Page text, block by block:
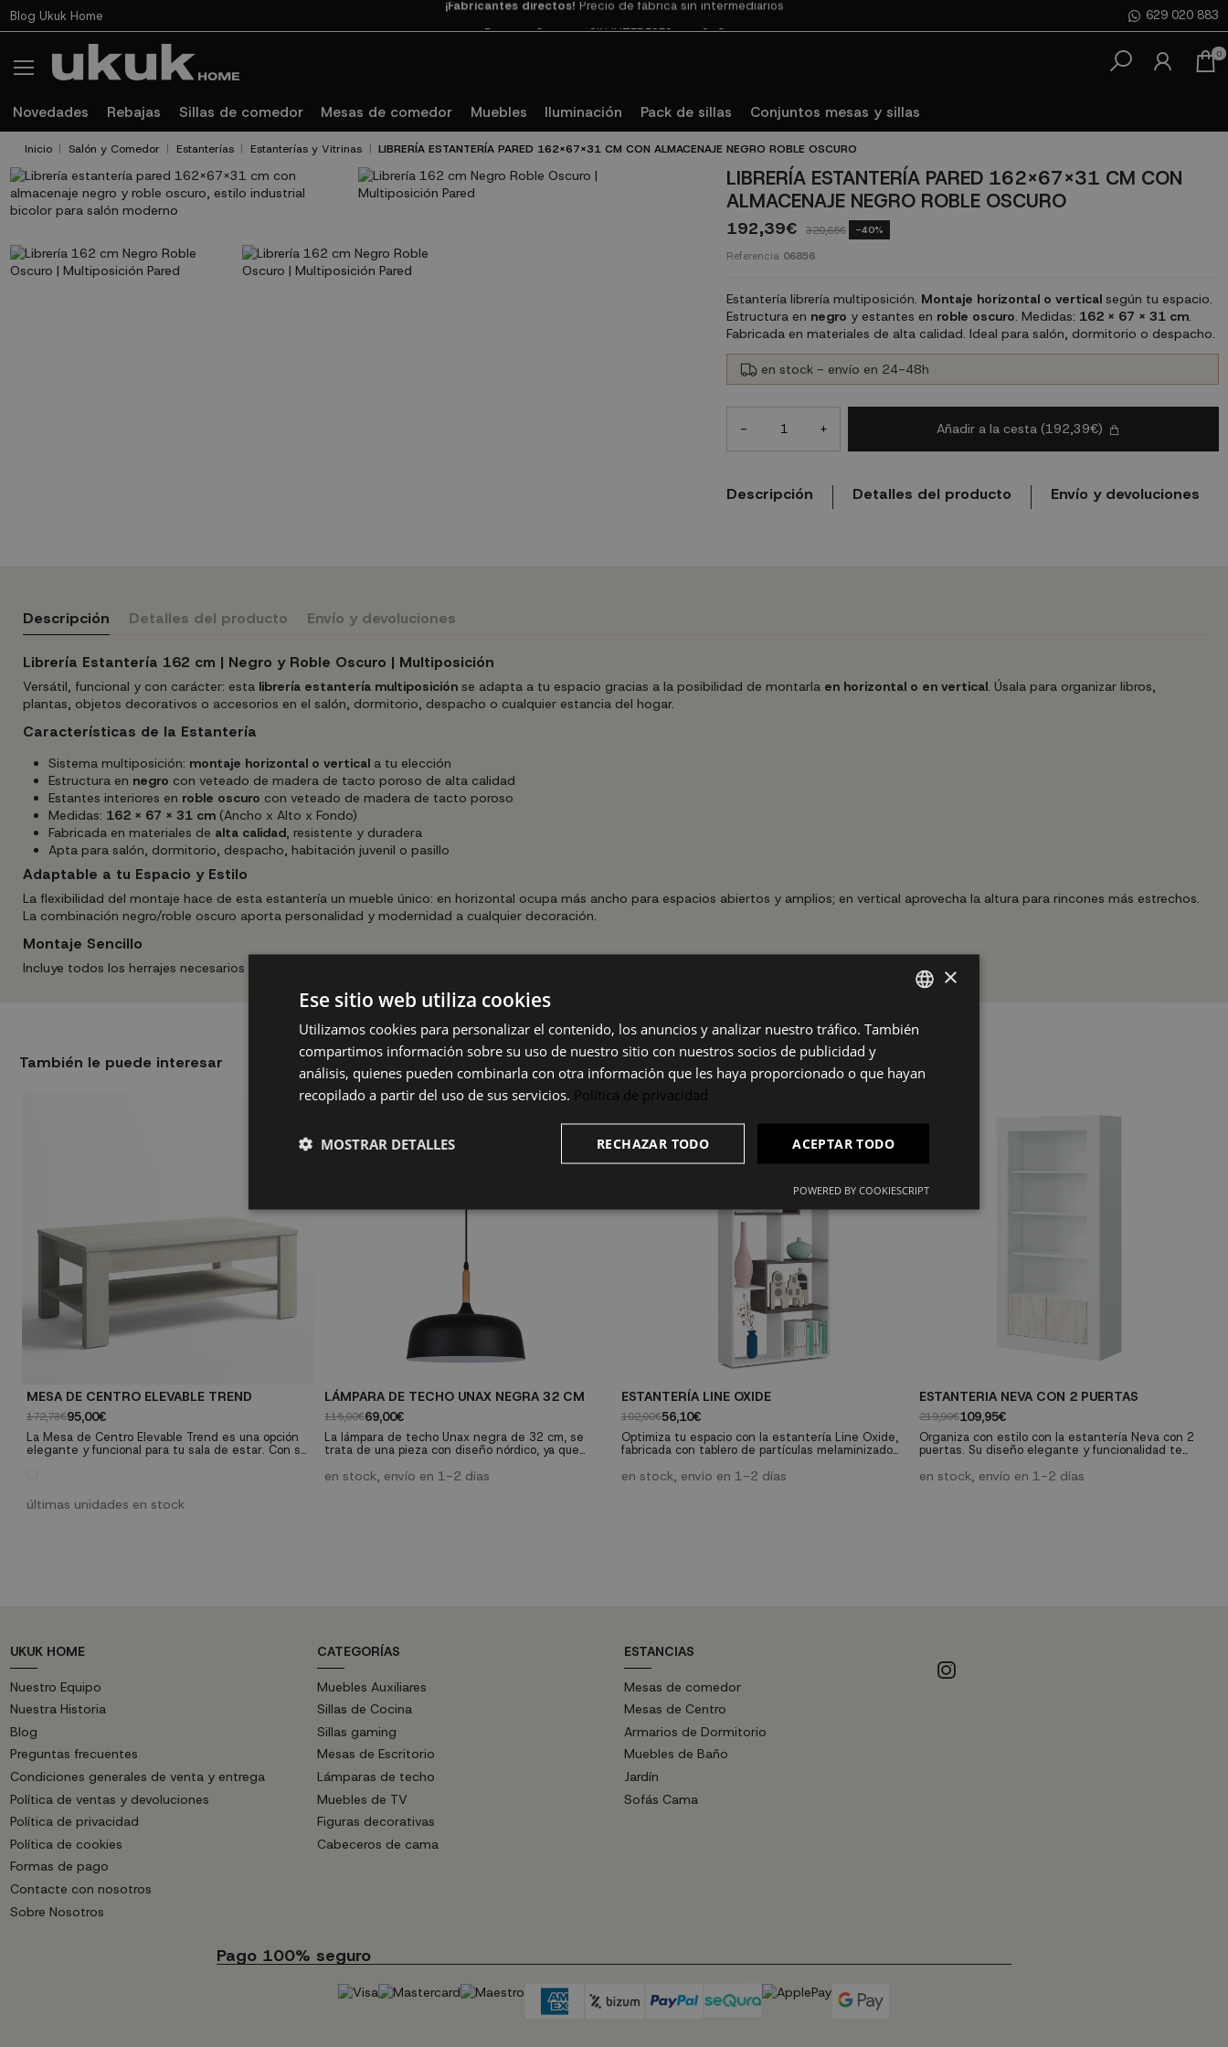
Blog Ukuk Home Paga en 3 cuotas SIN INTERESES con SeQura 629 020 883
0
Novedades Rebajas Sillas de comedor Mesas de comedor Muebles Iluminación Pack de sillas Conjuntos mesas y sillas
Inicio Salón y Comedor Estanterías Estanterías y Vitrinas LIBRERÍA ESTANTERÍA PARED 162X67X31 CM CON ALMACENAJE NEGRO ROBLE OSCURO
LIBRERÍA ESTANTERÍA PARED 162X67X31 CM CON
ALMACENAJE NEGRO ROBLE OSCURO
192,39€ 320,65€ -40%
Referencia 06856
Estantería librería multiposición. Montaje horizontal o verticalsegún tu espacio.
Estructura en negro y estantes en roble oscuro. Medidas: 162 x 67 x 31 cm.
Fabricada en materiales de alta calidad. Ideal para salón, dormitorio o despacho.
en stock - envío en 24-48h
- + Añadir a la cesta(192,39€)
Descripción Detalles del producto Envío y devoluciones
Descripción Detalles del producto Envío y devoluciones
Librería Estantería 162 cm | Negro y Roble Oscuro | Multiposición
Versátil, funcional y con carácter: esta librería estantería multiposiciónse adapta a tu espacio gracias a la posibilidad de montarla en horizontal o en vertical. Úsala para organizar libros,
plantas, objetos decorativos o accesorios en el salón, dormitorio, despacho o cualquier estancia del hogar.
Características de la Estantería
Sistema multiposición: montaje horizontal o verticala tu elección
Estructura en negro con veteado de madera de tacto poroso de alta calidad
Estantes interiores en roble oscuro con veteado de madera de tacto poroso
Medidas: 162 x 67 x 31 cm(Ancho x Alto x Fondo)
Fabricada en materiales de alta calidad, resistente y duradera
Apta para salón, dormitorio, despacho, habitación juvenil o pasillo
Adaptable a tu Espacio y Estilo
La flexibilidad del montaje hace de esta estantería un mueble único: en horizontal ocupa más ancho para espacios abiertos y amplios; en vertical aprovecha la altura para rincones más estrechos.
La combinación negro/roble oscuro aporta personalidad y modernidad a cualquier decoración.
Montaje Sencillo
Incluye todos los herrajes necesarios para una instalación rápida y segura, tanto apoyada en pared como como mueble independiente.
También le puede interesar
MESA DE CENTRO ELEVABLE TREND
172,73€95,00€
La Mesa de Centro Elevable Trend es una opción
elegante y funcional para tu sala de estar. Con su
disponible en tres colores, se adapta
perfectamente a cualquier ambiente. ¡Añade
últimas unidades en stock
LÁMPARA DE TECHO UNAX NEGRA 32 CM
115,00€69,00€
La lámpara de techo Unax negra de 32 cm, se
trata de una pieza con diseño nórdico, ya que
acabado de sus materiales, aluminio lacado en
en stock, envío en 1-2 días
ESTANTERÍA LINE OXIDE
102,00€56,10€
Optimiza tu espacio con la estantería Line Oxide,
fabricada con tablero de partículas melaminizado
una solución organizativa duradera para tu hogar.
en stock, envío en 1-2 días
ESTANTERIA NEVA CON 2 PUERTAS
219,90€109,95€
Organiza con estilo con la estantería Neva con 2
puertas. Su diseño elegante y funcionalidad te
y práctico para realzar la organización en tu
en stock, envío en 1-2 días
UKUK HOME
Nuestro Equipo
Nuestra Historia
Blog
Preguntas frecuentes
Condiciones generales de venta y entrega
Política de ventas y devoluciones
Política de privacidad
Política de cookies
Formas de pago
Contacte con nosotros
Sobre Nosotros
CATEGORÍAS
Muebles Auxiliares
Sillas de Cocina
Sillas gaming
Mesas de Escritorio
Lámparas de techo
Muebles de TV
Figuras decorativas
Cabeceros de cama
ESTANCIAS
Mesas de comedor
Mesas de Centro
Armarios de Dormitorio
Muebles de Baño
Jardín
Sofás Cama
Pago 100% seguro
SPANISH
×
Ese sitio web utiliza cookies
Utilizamos cookies para personalizar el contenido, los anuncios y analizar nuestro tráfico. También
compartimos información sobre su uso de nuestro sitio con nuestros socios de publicidad y
análisis, quienes pueden combinarla con otra información que les haya proporcionado o que hayan
recopilado a partir del uso de sus servicios. Política de privacidad
ACEPTAR TODO
RECHAZAR TODO
MOSTRAR DETALLES
POWERED BY COOKIESCRIPT